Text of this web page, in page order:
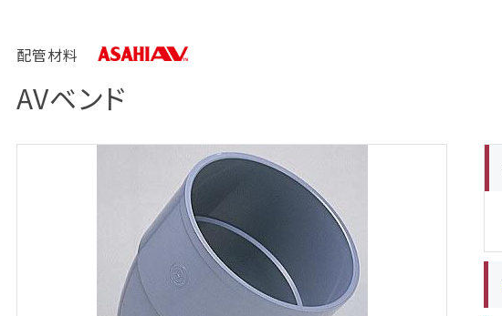
輸出貿易管理・該非判定書類
お困りごと相談室
配管材料
AVベンド